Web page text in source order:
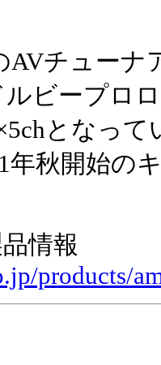
チューナ
ルビープロ
となっ
年秋開始の
情報
products/